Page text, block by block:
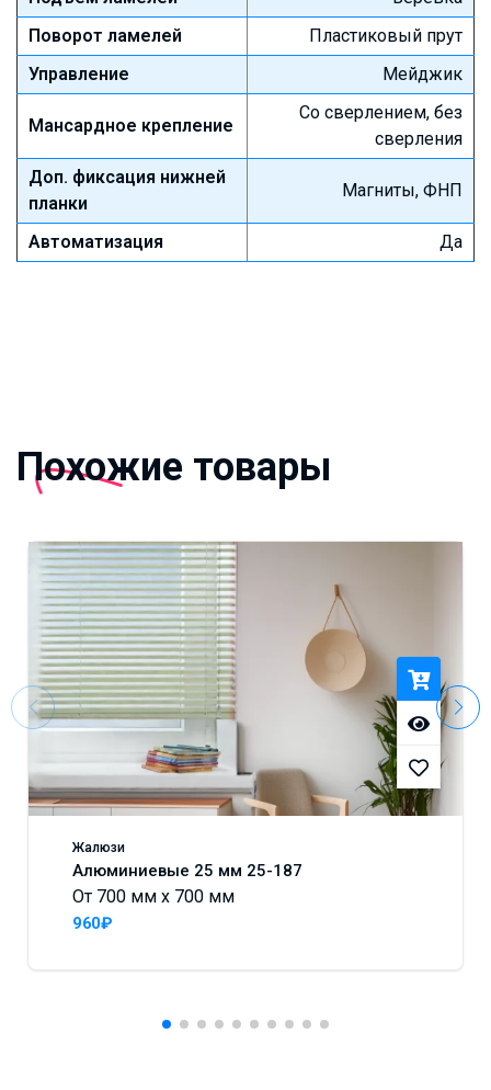
Поворот ламелей
Пластиковый прут
Управление
Мейджик
Мансардное крепление
Со сверлением, без
сверления
Доп. фиксация нижней
планки
Магниты, ФНП
Автоматизация Да
Похожие товары
Жалюзи
Алюминиевые 25 мм 25-187
От 700 мм x 700 мм
960₽